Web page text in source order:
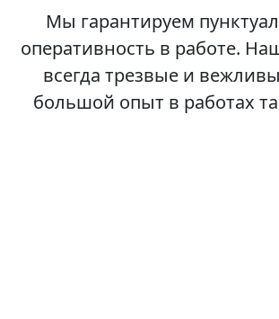
Мы гарантируем
оперативность в работе.
всегда трезвые и
большой опыт в работах